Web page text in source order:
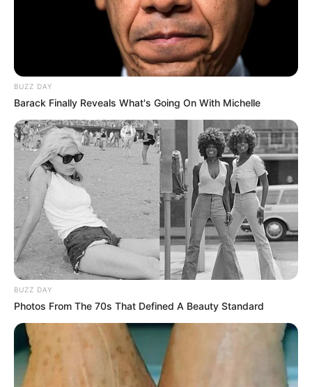
Hospital General de Medellín
“La vía será habilitada lo más pronto posible, después de
que se verifique las condiciones de orden público.
BUZZ DAY
Barack Finally Reveals What's Going On With Michelle
BUZZ DAY
Photos From The 70s That Defined A Beauty Standard